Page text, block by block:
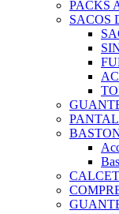
PACKS
SACOS